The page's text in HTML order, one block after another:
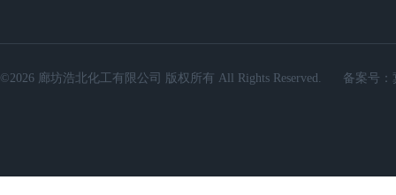
©2026 廊坊浩北化工有限公司 版权所有 All Rights Reserved. 备案号：